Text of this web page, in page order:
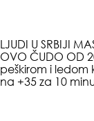
LJUDI U SRBIJI
OVO ČUDO OD
peškirom i ledom
na +35 za 10